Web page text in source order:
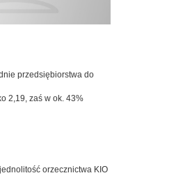
przedsiębiorstwa do
2,19, zaś w ok. 43%
orzecznictwa KIO